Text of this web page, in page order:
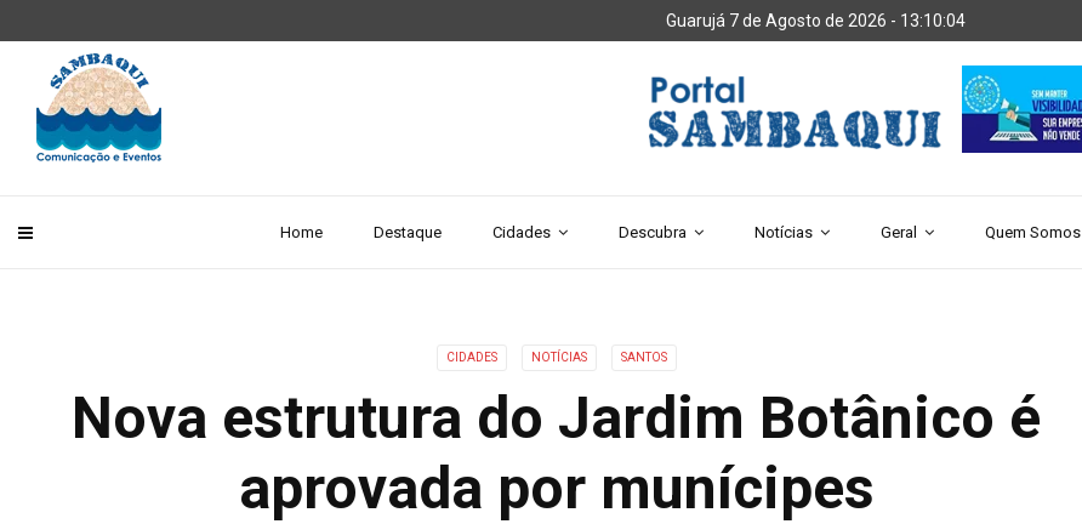
Guarujá 7 de Agosto de 2026 - 13:10:06
Home Destaque Cidades Descubra Notícias Geral Quem Somos
CIDADES NOTÍCIAS SANTOS
Nova estrutura do Jardim Botânico é
aprovada por munícipes